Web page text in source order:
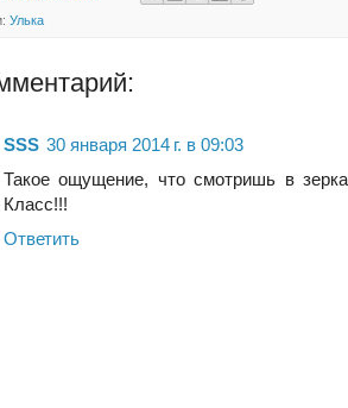
Улька
SSS 30 января 2014 г. в 09:03
Такое ощущение, что смотришь в
Класс!!!
Ответить